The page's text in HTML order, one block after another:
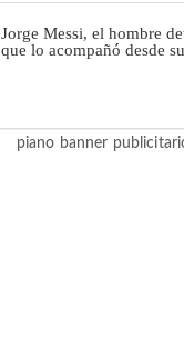
Jorge Messi, el hombre
que lo acompañó desde